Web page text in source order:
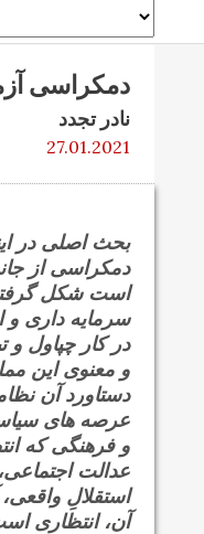
دمکراسی
نادر تجدد
27.01.2021
بحث اصلی در
دمکراسی از
است شکل
سرمایه داری و
در کار چپاول و
و معنوی این
دستاورد آن
عرصه های
و فرهنگی که
عدالت
استقلالِ
آن، انتظاری